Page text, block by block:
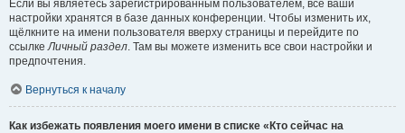
Если вы являетесь зарегистрированным пользователем, все ваши
настройки хранятся в базе данных конференции. Чтобы изменить их,
щёлкните на имени пользователя вверху страницы и перейдите по
ссылкеЛичный раздел. Там вы можете изменить все свои настройки и
предпочтения.
Вернуться к началу
Как избежать появления моего имени в списке «Кто сейчас на